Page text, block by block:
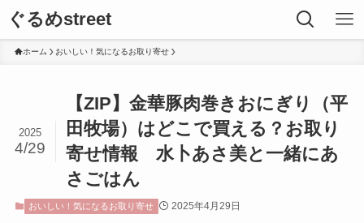
ぐるめstreet
ホーム おいしい！気になるお取り寄せ
【ZIP】金華豚肉巻きおにぎり（平
田牧場）はどこで買える？お取り
寄せ情報 水卜あさ美と一緒にあ
さごはん
2025
4/29
おいしい！気になるお取り寄せ 2025年4月29日